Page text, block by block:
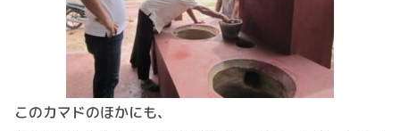
このカマドのほかにも、